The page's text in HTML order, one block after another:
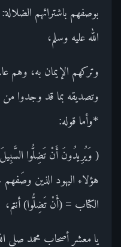
بوصفهم باشترائهم
الله عليه وسلم،
وتركهم الإيمان به، وهم
وتصديقه بما قد وجدوا
*وأما قوله:
( وَيُرِيدُونَ أَنْ تَضِلُّوا
هؤلاء اليهود الذين وصَفهم
الكتاب = (أَنْ تَضِلُّوا) أنتم،
يا معشر أصحاب محمد صلى